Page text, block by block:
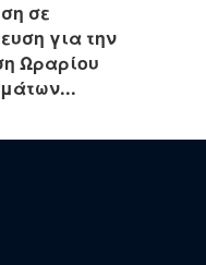
σε
για την
Ωραρίου